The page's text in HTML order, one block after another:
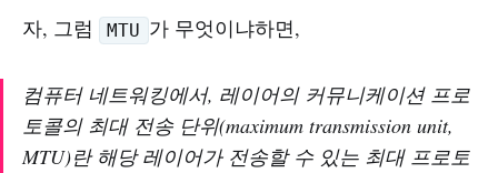
자, 그럼 MTU 가 무엇이냐하면,
컴퓨터 네트워킹에서, 레이어의 커뮤니케이션 프로
토콜의 최대 전송 단위(maximum transmission unit,
MTU)란 해당 레이어가 전송할 수 있는 최대 프로토